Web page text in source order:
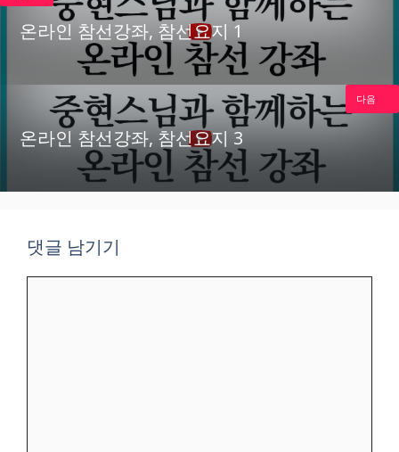
온라인 참선강좌, 참선요지 1
온라인 참선강좌, 참선요지 3
다음
댓글 남기기